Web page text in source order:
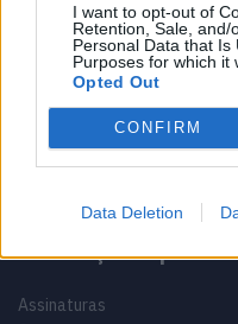
I want to opt-out of
Retention, Sale, and/
Personal Data that Is
Purposes for which it
Opted Out
CONFIRM
Data Deletion
Sobre
Noticias do setor automóvel,
Informação
Assinaturas